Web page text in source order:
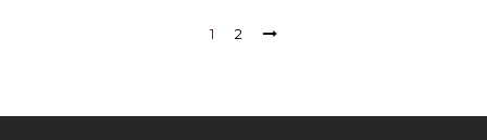
1 2